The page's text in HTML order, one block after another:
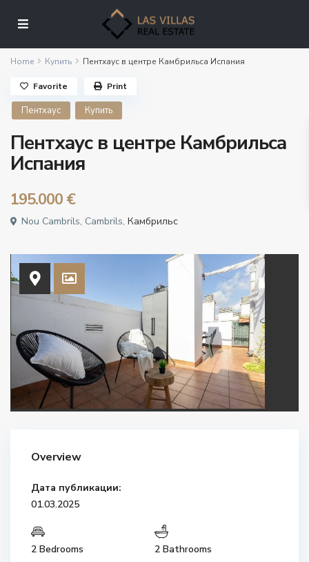
Home Купить Пентхаус в центре Камбрильса Испания
Пентхаус Купить
Пентхаус в центре Камбрильса
Испания
195.000 €
Nou Cambrils, Cambrils,Камбрильс
Favorite Print
Overview
Дата публикации:
01.03.2025
2 Bedrooms 2 Bathrooms